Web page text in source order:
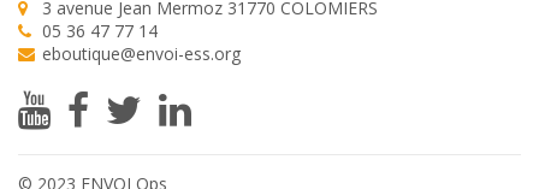
3 avenue Jean Mermoz 31770 COLOMIERS
05 36 47 77 14
eboutique@envoi-ess.org
© 2023 ENVOI Ops